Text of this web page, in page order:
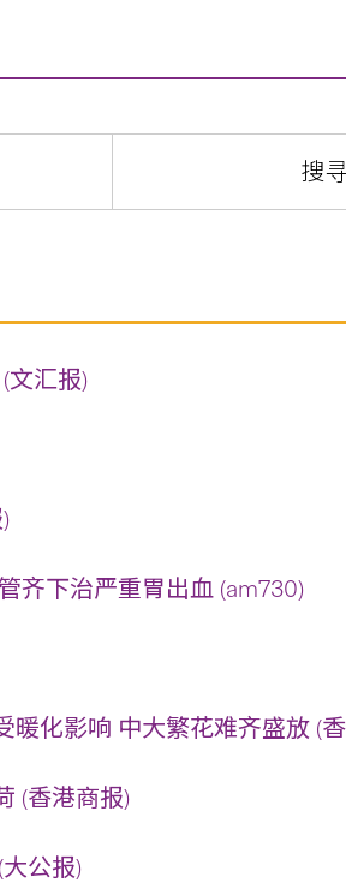
文汇报)
齐下治严重胃出血 (am730)
化影响 中大繁花难齐盛放 (
(香港商报)
公报)